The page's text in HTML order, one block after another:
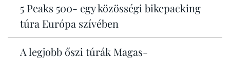
5 Peaks 500- egy közösségi bikepacking
túra Európa szívében
A legjobb őszi túrák Magas-